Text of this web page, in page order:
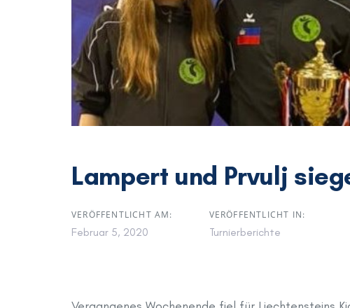
Lampert und Prvulj
VERÖFFENTLICHT AM:
Februar 5, 2020
VERÖFFENTLICHT IN:
Turnierberichte